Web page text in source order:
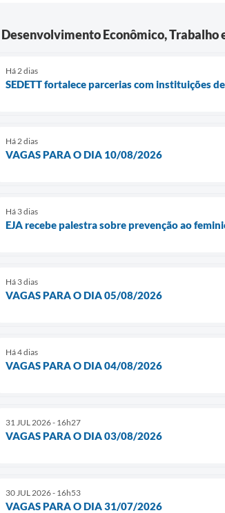
Desenvolvimento Econômico, Trabalho
Há 2 dias
SEDETT fortalece parcerias com instituições
Há 2 dias
VAGAS PARA O DIA 10/08/2026
Há 3 dias
EJA recebe palestra sobre prevenção ao
Há 3 dias
VAGAS PARA O DIA 05/08/2026
Há 4 dias
VAGAS PARA O DIA 04/08/2026
31 JUL 2026 - 16h27
VAGAS PARA O DIA 03/08/2026
30 JUL 2026 - 16h53
VAGAS PARA O DIA 31/07/2026